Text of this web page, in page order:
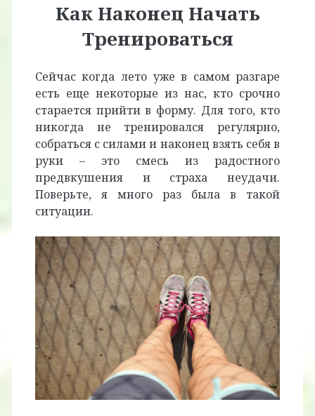
Как Наконец Начать
Тренироваться
Сейчас когда лето уже в самом разгаре
есть еще некоторые из нас, кто срочно
старается прийти в форму. Для того, кто
никогда не тренировался регулярно,
собраться с силами и наконец взять себя в
руки – это смесь из радостного
предвкушения и страха неудачи.
Поверьте, я много раз была в такой
ситуации.